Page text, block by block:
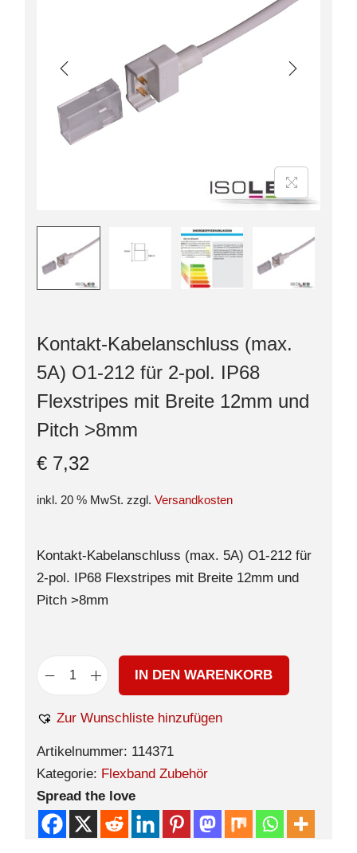
Kontakt-Kabelanschluss (max.
5A) O1-212 für 2-pol. IP68
Flexstripes mit Breite 12mm und
Pitch >8mm
€ 7,32
inkl. 20 % MwSt. zzgl. Versandkosten
Kontakt-Kabelanschluss (max. 5A) O1-212 für
2-pol. IP68 Flexstripes mit Breite 12mm und
Pitch >8mm
IN DEN WARENKORB
Zur Wunschliste hinzufügen
Artikelnummer: 114371
Kategorie: Flexband Zubehör
Spread the love